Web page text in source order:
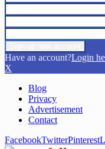
Have an account?Login
X
Blog
Privacy
Advertisement
Contact
FacebookTwitterPinterest